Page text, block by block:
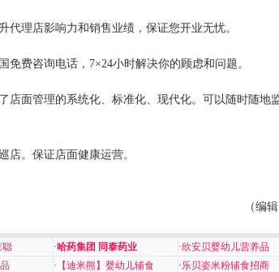
代理店影响力和销售业绩，保证您开业无忧。
费咨询电话，7×24小时解决你的顾虑和问题。
店面管理的系统化、标准化、现代化。可以随时随地
店。保证店面健康运营。
（编
聪 ·哈药集团 同泰药业 ·欣安贝婴幼儿营养品
· 【迪米熊】婴幼儿辅食 ·乐贝姿米粉辅食招商